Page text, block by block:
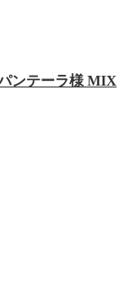
ンテーラ様 MIX